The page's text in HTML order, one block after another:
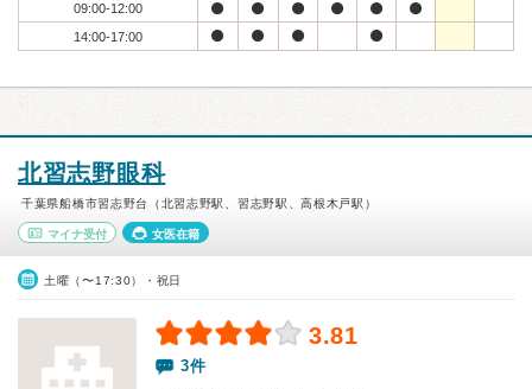
09:00-12:00
14:00-17:00
北習志野眼科
千葉県船橋市習志野台（北習志野駅、習志野駅、高根木戸駅）
マイナ受付 女医在籍
土曜（〜17:30）・祝日
3.81
3件